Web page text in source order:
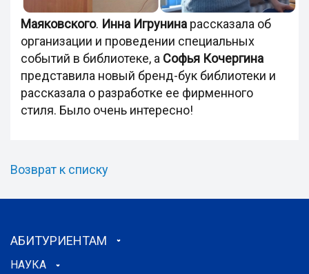
Маяковского. Инна Игрунина рассказала об
организации и проведении специальных
событий в библиотеке, а Софья Кочергина
представила новый бренд-бук библиотеки и
рассказала о разработке ее фирменного
стиля. Было очень интересно!
Возврат к списку
АБИТУРИЕНТАМ
НАУКА